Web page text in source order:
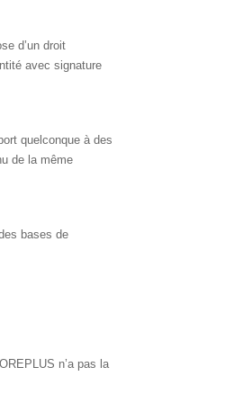
d’un droit
avec signature
quelconque à des
de la même
bases de
n’a pas la